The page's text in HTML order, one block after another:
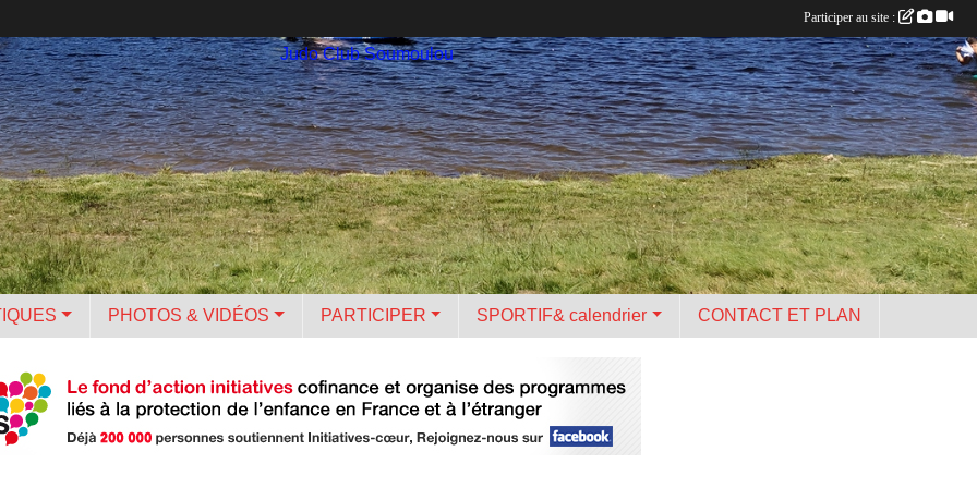
Judo Club Soumoulou
PHOTOS & VIDÉOS PARTICIPER SPORTIF& calendrier CONTACT ET PLAN
Participer au site :